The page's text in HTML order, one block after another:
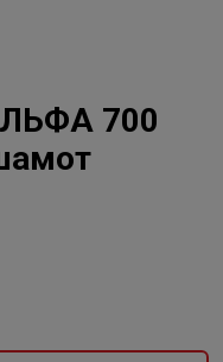
700